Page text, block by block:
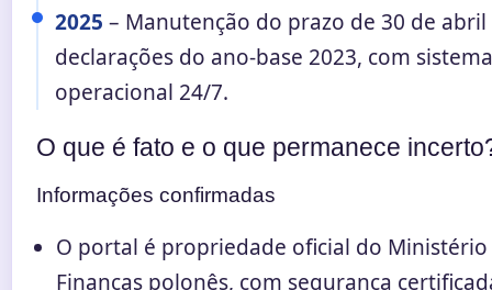
2025 – Manutenção do prazo de 30 de
declarações do ano-base 2023, com
operacional 24/7.
O que é fato e o que permanece
Informações confirmadas
O portal é propriedade oficial do Ministério
Finanças polonês, com segurança